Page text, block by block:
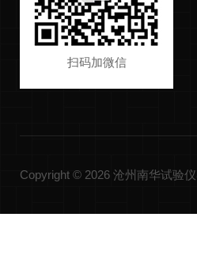
扫码加微信
Copyright © 2026 沧州南华试验